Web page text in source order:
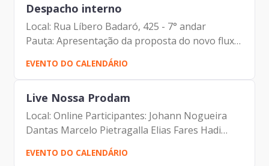
Despacho interno
Local: Rua Líbero Badaró, 425 - 7° andar
Pauta: Apresentação da proposta do novo fluxo
/ processos (DJU) Participantes: Johann
Nogueira Dantas Carolina Magnani Hiromoto
Carlos Alberto da Silva...
EVENTO DO CALENDÁRIO
Live Nossa Prodam
Local: Online Participantes: Johann Nogueira
Dantas Marcelo Pietragalla Elias Fares Hadi
Luciano de Azevedo Farias Ferreira Antonio
Celso de Paula Albuquerque Filho Paulo
EVENTO DO CALENDÁRIO